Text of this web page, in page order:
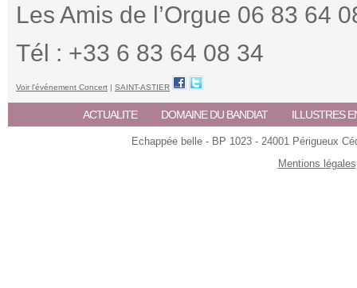
Les Amis de l’Orgue 06 83 64
Tél : +33 6 83 64 08 34
Voir l'événement Concert | SAINT-ASTIER
ACTUALITE DOMAINE DU BANDIAT ILLUSTRES
Echappée belle - BP 1023 - 24001 Périgueux
Mentions légales